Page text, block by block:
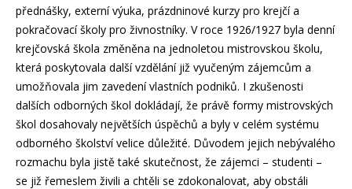
přednášky, externí výuka, prázdninové kurzy pro krejčí a
pokračovací školy pro živnostníky. V roce 1926/1927 byla denní
krejčovská škola změněna na jednoletou mistrovskou školu,
která poskytovala další vzdělání již vyučeným zájemcům a
umožňovala jim zavedení vlastních podniků. I zkušenosti
dalších odborných škol dokládají, že právě formy mistrovských
škol dosahovaly největších úspěchů a byly v celém systému
odborného školství velice důležité. Důvodem jejich nebývalého
rozmachu byla jistě také skutečnost, že zájemci – studenti –
se již řemeslem živili a chtěli se zdokonalovat, aby obstáli